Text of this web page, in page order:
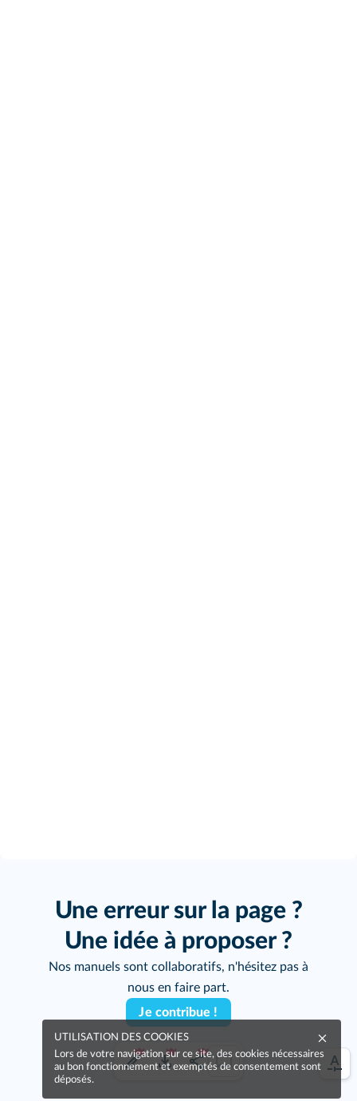
Une erreur sur la page ?
Une idée à proposer ?
Nos manuels sont collaboratifs, n'hésitez pas à
nous en faire part.
Je contribue !
UTILISATION DES COOKIES
Lors de votre navigation sur ce site, des cookies nécessaires
au bon fonctionnement et exemptés de consentement sont
déposés.